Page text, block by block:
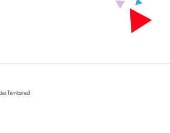
Territoires)